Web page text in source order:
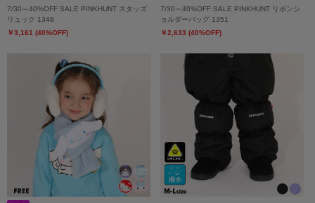
7/30～40%OFF SALE PINKHUNT スタッズ
リュック 1348
￥3,161 (40%OFF)
7/30～40%OFF SALE PINKHUNT リボンシ
ョルダーバッグ 1351
￥2,633 (40%OFF)